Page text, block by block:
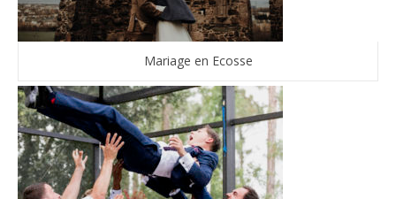
Mariage en Ecosse